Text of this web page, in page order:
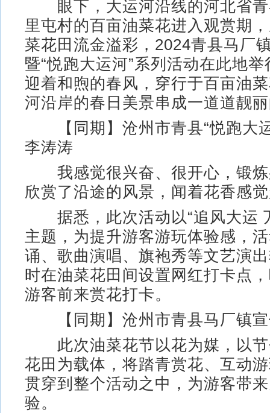
眼下，大运河沿线的河北省青
里屯村的百亩油菜花进入观赏期
菜花田流金溢彩，2024青县马厂
暨“悦跑大运河”系列活动在此地
迎着和煦的春风，穿行于百亩油
河沿岸的春日美景串成一道道靓
【同期】沧州市青县“悦跑大
李涛涛
我感觉很兴奋、很开心，锻炼
欣赏了沿途的风景，闻着花香感
据悉，此次活动以“追风大运 万
主题，为提升游客游玩体验感，
诵、歌曲演唱、旗袍秀等文艺演
时在油菜花田间设置网红打卡点
游客前来赏花打卡。
【同期】沧州市青县马厂镇宣
此次油菜花节以花为媒，以节
花田为载体，将踏青赏花、互动
贯穿到整个活动之中，为游客带
验。